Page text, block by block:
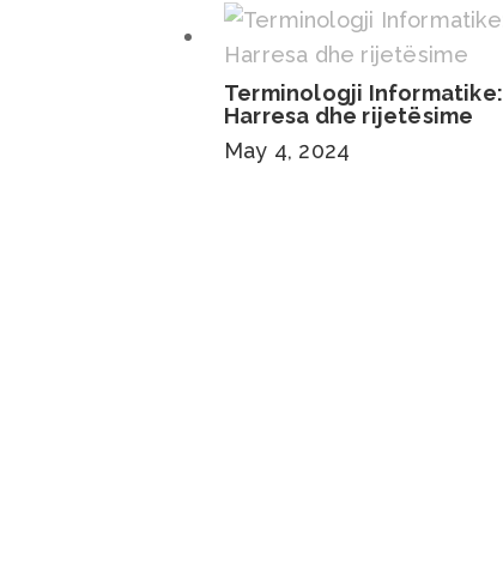
Terminologji Informatike:
Harresa dhe rijetësime
May 4, 2024